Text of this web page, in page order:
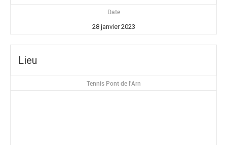
Date
28 janvier 2023
Lieu
Tennis Pont de l'Arn